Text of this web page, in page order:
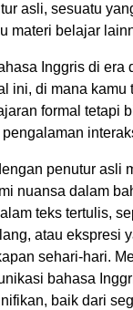
asli, sesuatu
materi belajar
Inggris di era
ini, di mana kamu
formal tetapi
penutur asli
nuansa dalam
teks tertulis,
atau ekspresi
sehari-hari.
bahasa
baik dari